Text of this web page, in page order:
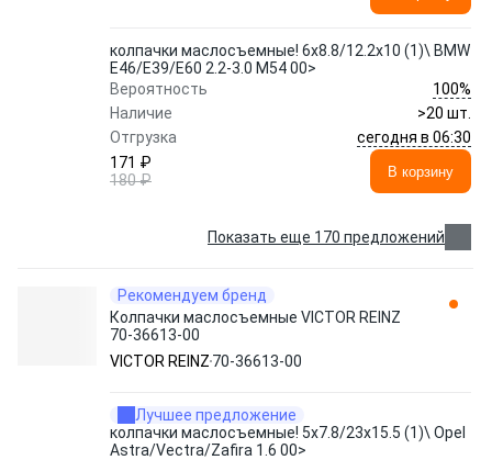
колпачки маслосъемные! 6x8.8/12.2x10 (1)\ BMW
E46/E39/E60 2.2-3.0 M54 00>
Вероятность
100%
Наличие
>20 шт.
Отгрузка
сегодня в 06:30
171 ₽
180 ₽
В корзину
Показать еще 170 предложений
Рекомендуем бренд
Колпачки маслосъемные VICTOR REINZ
70-36613-00
VICTOR REINZ 70-36613-00
Лучшее предложение
колпачки маслосъемные! 5x7.8/23x15.5 (1)\ Opel
Astra/Vectra/Zafira 1.6 00>